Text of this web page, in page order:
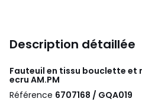
Description détaillée
Fauteuil en tissu bouclette et
ecru AM.PM
Référence 6707168 / GQA019